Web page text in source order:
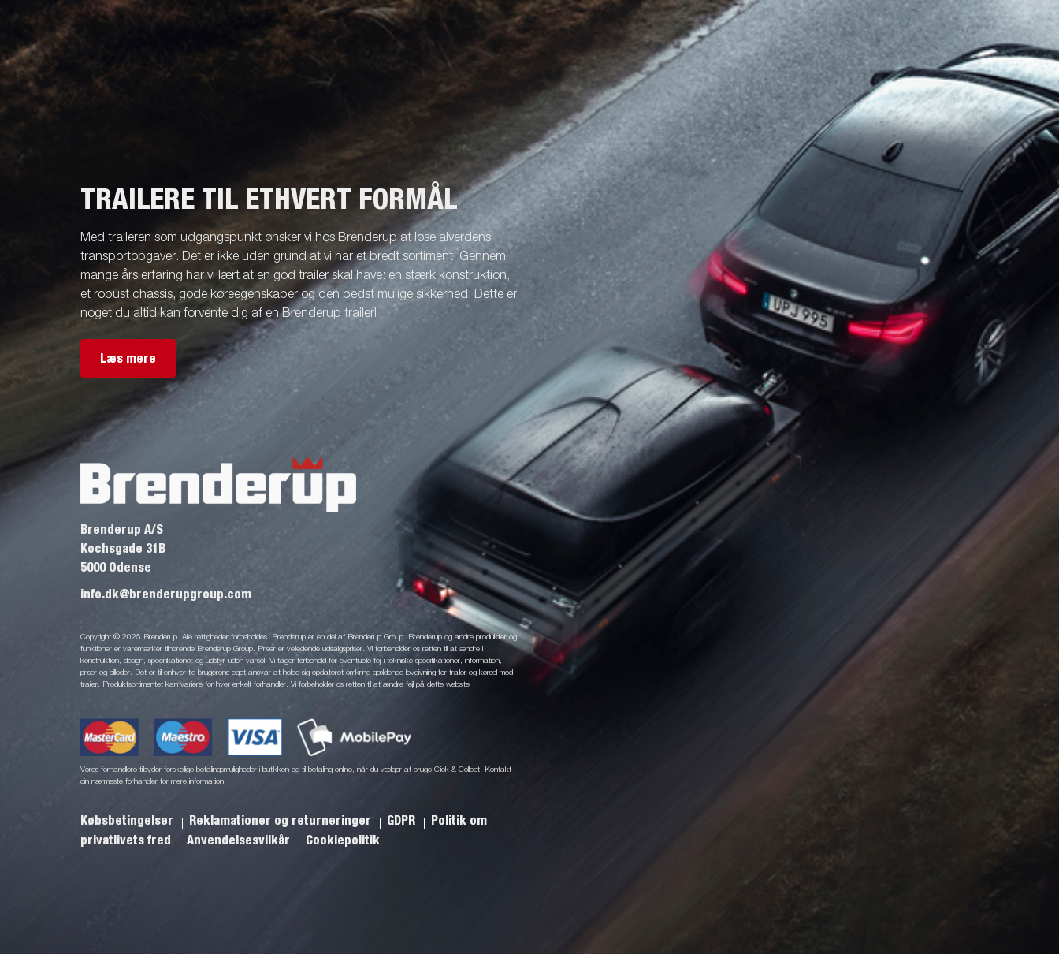
TRAILERE TIL ETHVERT FORMÅL
Med traileren som udgangspunkt ønsker vi hos Brenderup at løse alverdens
transportopgaver. Det er ikke uden grund at vi har et bredt sortiment. Gennem
mange års erfaring har vi lært at en god trailer skal have: en stærk konstruktion,
et robust chassis, gode køreegenskaber og den bedst mulige sikkerhed. Dette er
noget du altid kan forvente dig af en Brenderup trailer!
Læs mere
Brenderup A/S
Kochsgade 31B
5000 Odense
info.dk@brenderupgroup.com
Copyright © 2025 Brenderup. Alle rettigheder forbeholdes. Brenderup er en del af Brenderup Group. Brenderup og andre produkter og
funktioner er varemærker tilhørende Brenderup Group. Priser er vejledende udsalgspriser. Vi forbeholder os retten til at ændre i
konstruktion, design, specifikationer og udstyr uden varsel. Vi tager forbehold for eventuelle fejl i tekniske specifikationer, information,
priser og billeder. Det er til enhver tid brugerens eget ansvar at holde sig opdateret omkring gældende lovgivning for trailer og kørsel med
trailer. Produktsortimentet kan variere for hver enkelt forhandler. Vi forbeholder os retten til at ændre fejl på dette website
Vores forhandlere tilbyder forskellige betalingsmuligheder i butikken og til betaling online, når du vælger at bruge Click & Collect. Kontakt
din nærmeste forhandler for mere information.
Købsbetingelser Reklamationer og returneringer GDPR
Politik om
privatlivets fred
Anvendelsesvilkår Cookiepolitik